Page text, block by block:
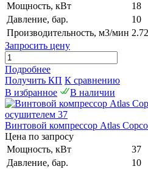
Мощность, кВт
18
Давление, бар.
10
Производительность, м3/мин 2.72
Запросить цену
Подробнее
Получить КП К сравнению
В избранное
В наличии
Винтовой компрессор Atlas
Цена по запросу
Мощность, кВт
37
Давление, бар.
10